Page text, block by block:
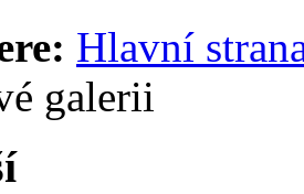
Hlavní
galerii